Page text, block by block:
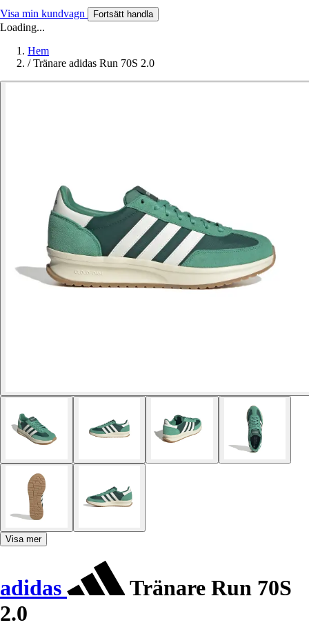
Visa min kundvagn Fortsätt handla
Loading...
Hem
/ Tränare adidas Run 70S 2.0
Visa mer
adidas
Tränare Run 70S
2.0